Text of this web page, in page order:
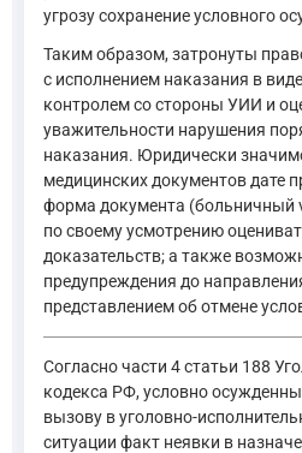
угрозу сохранение условного
Таким образом, затронуты
с исполнением наказания в
контролем со стороны УИИ и
уважительности нарушения
наказания. Юридически
медицинских документов дате
форма документа (больничный
по своему усмотрению
доказательств; а также
предупреждения до
представлением об отмене
Согласно части 4 статьи 188
кодекса РФ, условно
вызову в уголовно-
ситуации факт неявки в